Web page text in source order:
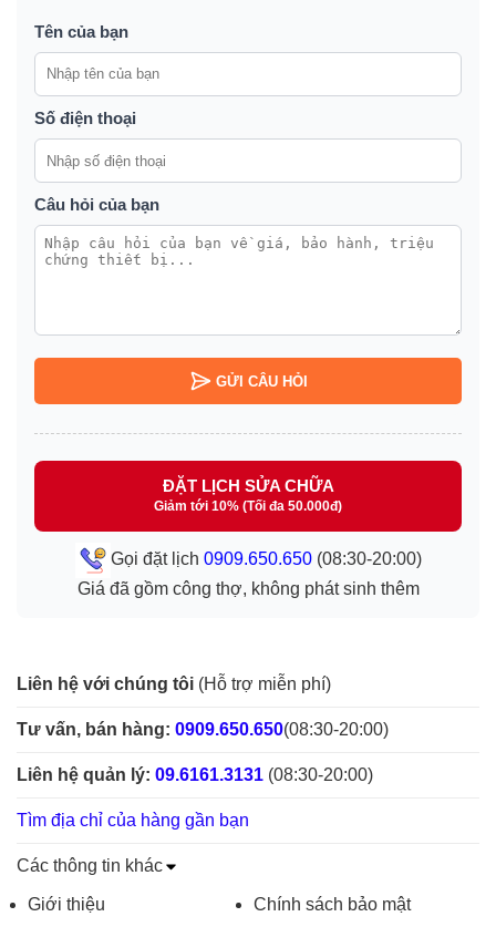
Tên của bạn
Số điện thoại
Câu hỏi của bạn
GỬI CÂU HỎI
ĐẶT LỊCH SỬA CHỮA
Giảm tới 10% (Tối đa 50.000đ)
Gọi đặt lịch 0909.650.650(08:30-20:00)
Giá đã gồm công thợ, không phát sinh thêm
Liên hệ với chúng tôi (Hỗ trợ miễn phí)
Tư vấn, bán hàng: 0909.650.650(08:30-20:00)
Liên hệ quản lý: 09.6161.3131 (08:30-20:00)
Tìm địa chỉ của hàng gần bạn
Các thông tin khác
Giới thiệu
Chính sách bảo mật